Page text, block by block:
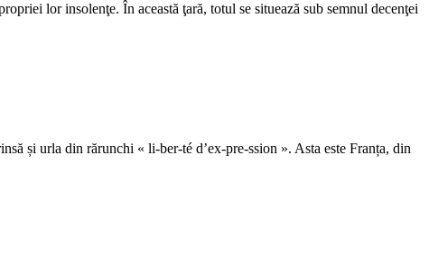
lor insolenţe. În această ţară, totul se situează sub semnul decenţei
și urla din rărunchi « li-ber-té d’ex-pre-ssion ». Asta este Franța, din